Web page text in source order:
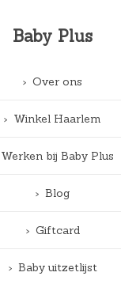
Baby Plus
Over ons
Winkel Haarlem
Werken bij Baby Plus
Blog
Giftcard
Baby uitzetlijst